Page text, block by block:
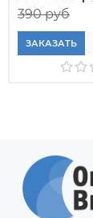
390 руб
ЗАКАЗАТЬ